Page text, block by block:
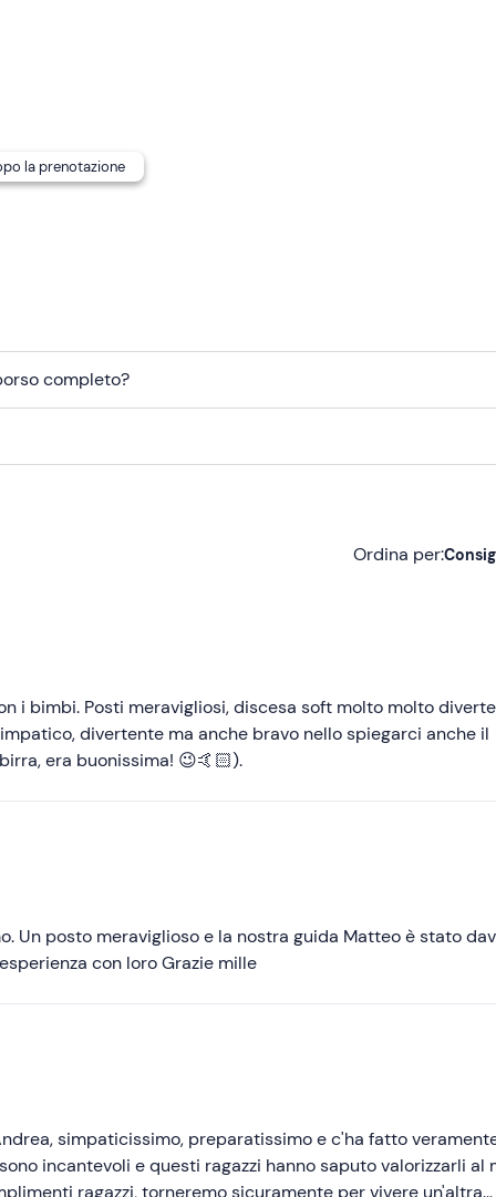
la struttura, dove sono
la prenotazione
completo?
Ordina per:
Meno recenti
Più alte
i bimbi. Posti meravigliosi, discesa soft molto molto
divertente ma anche bravo nello spiegarci anche il
era buonissima! 😉🤙🏻).
Un posto meraviglioso e la nostra guida Matteo è stato
con loro Grazie mille
simpaticissimo, preparatissimo e c'ha fatto
incantevoli e questi ragazzi hanno saputo valorizzarli al
ragazzi, torneremo sicuramente per vivere un'altra